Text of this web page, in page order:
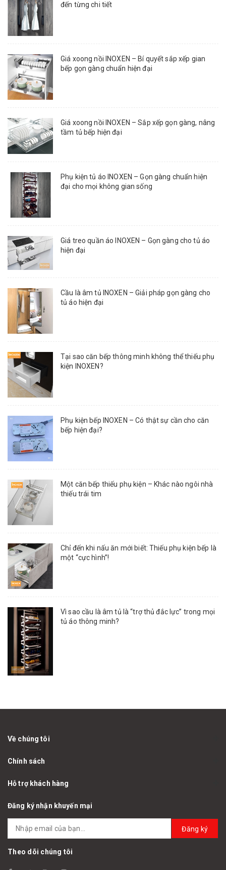
đến từng chi tiết
Giá xoong nồi INOXEN – Bí quyết sắp xếp gian
bếp gọn gàng chuẩn hiện đại
Giá xoong nồi INOXEN – Sắp xếp gọn gàng, nâng
tầm tủ bếp hiện đại
Phụ kiện tủ áo INOXEN – Gọn gàng chuẩn hiện
đại cho mọi không gian sống
Giá treo quần áo INOXEN – Gọn gàng cho tủ áo
hiện đại
Cầu là âm tủ INOXEN – Giải pháp gọn gàng cho
tủ áo hiện đại
Tại sao căn bếp thông minh không thể thiếu phụ
kiện INOXEN?
Phụ kiện bếp INOXEN – Có thật sự cần cho căn
bếp hiện đại?
Một căn bếp thiếu phụ kiện – Khác nào ngôi nhà
thiếu trái tim
Chỉ đến khi nấu ăn mới biết: Thiếu phụ kiện bếp là
một “cực hình”!
Vì sao cầu là âm tủ là “trợ thủ đắc lực” trong mọi
tủ áo thông minh?
Về chúng tôi
Chính sách
Hỗ trợ khách hàng
Đăng ký nhận khuyến mại
Đăng ký
Theo dõi chúng tôi